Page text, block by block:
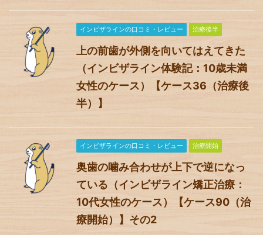
インビザラインの口コミ・レビュー 治療後半
上の前歯が外側を向いてはえてきた
（インビザライン体験記：10歳未満
女性のケース）【ケース36（治療後
半）】
インビザラインの口コミ・レビュー 治療開始
奥歯の噛み合わせが上下で逆になっ
ている（インビザライン矯正治療：
10代女性のケース）【ケース90（治
療開始）】その2